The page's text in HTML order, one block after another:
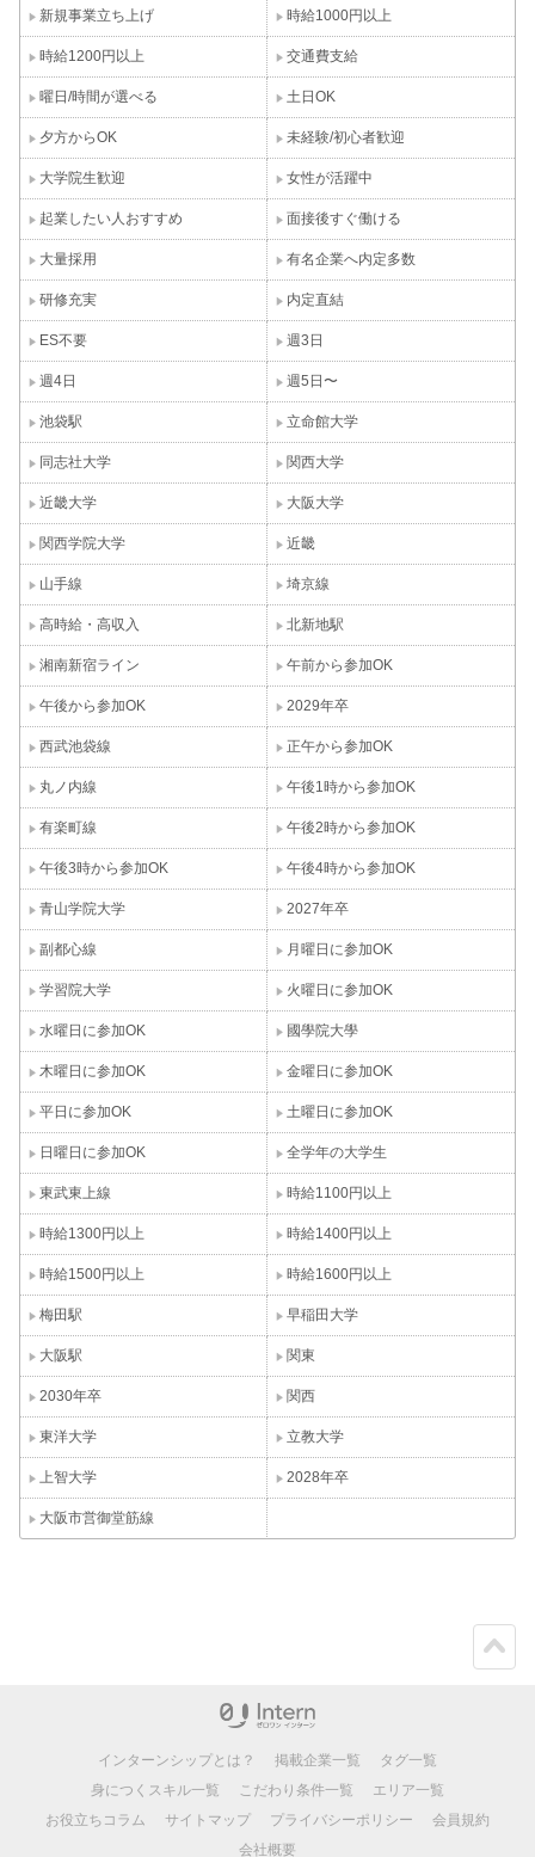
新規事業立ち上げ 時給1000円以上
時給1200円以上 交通費支給
曜日/時間が選べる 土日OK
夕方からOK 未経験/初心者歓迎
大学院生歓迎 女性が活躍中
起業したい人おすすめ 面接後すぐ働ける
大量採用 有名企業へ内定多数
研修充実 内定直結
ES不要 週3日
週4日 週5日〜
池袋駅 立命館大学
同志社大学 関西大学
近畿大学 大阪大学
関西学院大学 近畿
山手線 埼京線
高時給・高収入 北新地駅
湘南新宿ライン 午前から参加OK
午後から参加OK 2029年卒
西武池袋線 正午から参加OK
丸ノ内線 午後1時から参加OK
有楽町線 午後2時から参加OK
午後3時から参加OK 午後4時から参加OK
青山学院大学 2027年卒
副都心線 月曜日に参加OK
学習院大学 火曜日に参加OK
水曜日に参加OK 國學院大學
木曜日に参加OK 金曜日に参加OK
平日に参加OK 土曜日に参加OK
日曜日に参加OK 全学年の大学生
東武東上線 時給1100円以上
時給1300円以上 時給1400円以上
時給1500円以上 時給1600円以上
梅田駅 早稲田大学
大阪駅 関東
2030年卒 関西
東洋大学 立教大学
上智大学 2028年卒
大阪市営御堂筋線
インターンシップとは？ 掲載企業一覧
タグ一覧
身につくスキル一覧
こだわり条件一覧
エリア一覧
お役立ちコラム
サイトマップ プライバシーポリシー
会員規約
会社概要